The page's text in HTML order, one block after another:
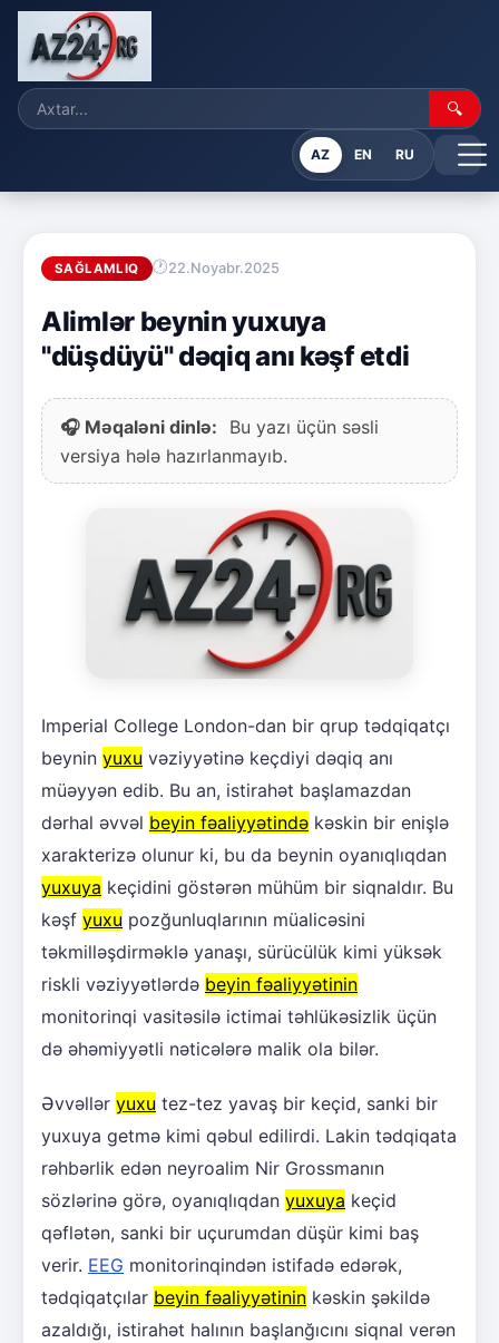
🔍
AZ EN RU
SAĞLAMLIQ 22.Noyabr.2025
Alimlər beynin yuxuya
"düşdüyü" dəqiq anı kəşf etdi
🎧 Məqaləni dinlə:
Bu yazı üçün səsli
versiya hələ hazırlanmayıb.
Imperial College London-dan bir qrup tədqiqatçı
beynin yuxu vəziyyətinə keçdiyi dəqiq anı
müəyyən edib. Bu an, istirahət başlamazdan
dərhal əvvəl beyin fəaliyyətində kəskin bir enişlə
xarakterizə olunur ki, bu da beynin oyanıqlıqdan
yuxuya keçidini göstərən mühüm bir siqnaldır. Bu
kəşf yuxu pozğunluqlarının müalicəsini
təkmilləşdirməklə yanaşı, sürücülük kimi yüksək
riskli vəziyyətlərdə beyin fəaliyyətinin
monitorinqi vasitəsilə ictimai təhlükəsizlik üçün
də əhəmiyyətli nəticələrə malik ola bilər.
Əvvəllər yuxu tez-tez yavaş bir keçid, sanki bir
yuxuya getmə kimi qəbul edilirdi. Lakin tədqiqata
rəhbərlik edən neyroalim Nir Grossmanın
sözlərinə görə, oyanıqlıqdan yuxuya keçid
qəflətən, sanki bir uçurumdan düşür kimi baş
verir. EEG monitorinqindən istifadə edərək,
tədqiqatçılar beyin fəaliyyətinin kəskin şəkildə
azaldığı, istirahət halının başlanğıcını siqnal verən